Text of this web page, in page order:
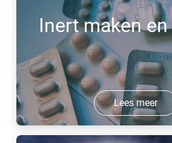
Inert maken
Lees meer